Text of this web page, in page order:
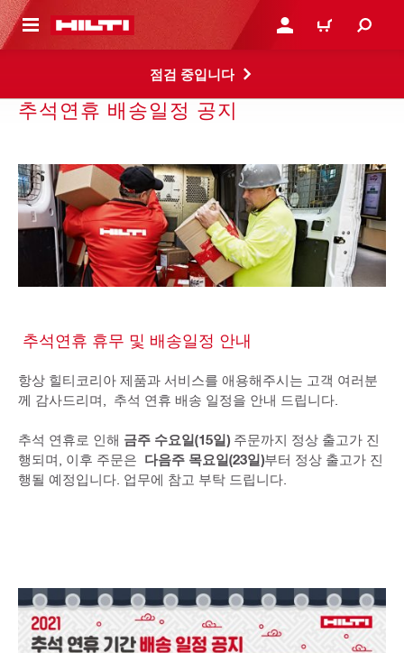
으로 건너뛰기 로그인 또는 회원가입
장바구니
점검 중입니다
추석연휴 배송일정 공지
추석연휴 휴무 및 배송일정 안내
항상 힐티코리아 제품과 서비스를 애용해주시는 고객 여러분
께 감사드리며, 추석 연휴 배송 일정을 안내 드립니다.
추석 연휴로 인해 금주 수요일(15일) 주문까지 정상 출고가 진
행되며, 이후 주문은 다음주 목요일(23일)부터 정상 출고가 진
행될 예정입니다. 업무에 참고 부탁 드립니다.